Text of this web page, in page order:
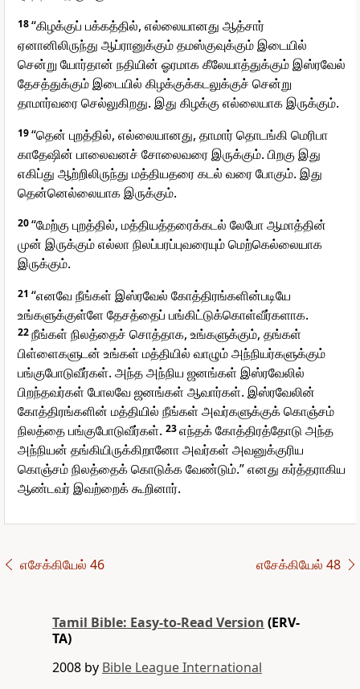
18“கிழக்குப் பக்கத்தில், எல்லையானது ஆத்சார்
ஏனானிலிருந்து ஆப்ரானுக்கும் தமஸ்குவுக்கும் இடையில்
சென்று யோர்தான் நதியின் ஓரமாக கீலேயாத்துக்கும் இஸ்ரவேல்
தேசத்துக்கும் இடையில் கிழக்குக்கடலுக்குச் சென்று
தாமார்வரை செல்லுகிறது. இது கிழக்கு எல்லையாக இருக்கும்.
19“தென் புறத்தில், எல்லையானது, தாமார் தொடங்கி மெரிபா
காதேஷின் பாலைவனச் சோலைவரை இருக்கும். பிறகு இது
எகிப்து ஆற்றிலிருந்து மத்தியதரை கடல் வரை போகும். இது
தென்னெல்லையாக இருக்கும்.
20“மேற்கு புறத்தில், மத்தியத்தரைக்கடல் லேபோ ஆமாத்தின்
முன் இருக்கும் எல்லா நிலப்பரப்புவரையும் மெற்கெல்லையாக
இருக்கும்.
21 “எனவே நீங்கள் இஸ்ரவேல் கோத்திரங்களின்படியே
உங்களுக்குள்ளே தேசத்தைப் பங்கிட்டுக்கொள்வீர்களாக.
22நீங்கள் நிலத்தைச் சொத்தாக, உங்களுக்கும், தங்கள்
பிள்ளைகளுடன் உங்கள் மத்தியில் வாழும் அந்நியர்களுக்கும்
பங்குபோடுவீர்கள். அந்த அந்நிய ஜனங்கள் இஸ்ரவேலில்
பிறந்தவர்கள் போலவே ஜனங்கள் ஆவார்கள். இஸ்ரவேலின்
கோத்திரங்களின் மத்தியில் நீங்கள் அவர்களுக்குக் கொஞ்சம்
நிலத்தை பங்குபோடுவீர்கள். 23எந்தக் கோத்திரத்தோடு அந்த
அந்நியன் தங்கியிருக்கிறானோ அவர்கள் அவனுக்குரிய
கொஞ்சம் நிலத்தைக் கொடுக்க வேண்டும்.” எனது கர்த்தராகிய
ஆண்டவர் இவற்றைக் கூறினார்.
எசேக்கியேல் 46 எசேக்கியேல் 48
Tamil Bible: Easy-to-Read Version (ERV-
TA)
2008 by Bible League International